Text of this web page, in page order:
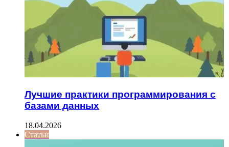
Лучшие практики программирования с
базами данных
18.04.2026
Статьи